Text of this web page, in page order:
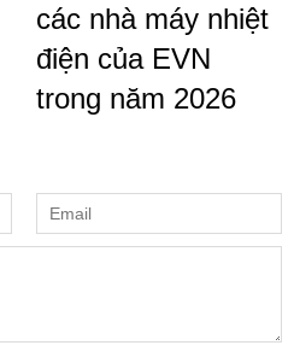
các nhà máy nhiệt
điện của EVN
trong năm 2026